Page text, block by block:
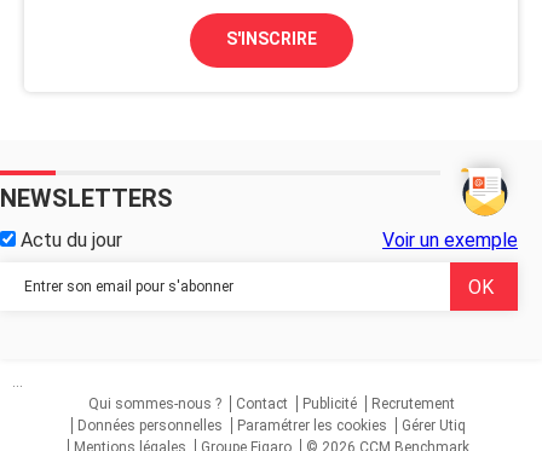
S'INSCRIRE
NEWSLETTERS
Actu du jour Voir un exemple
...
Qui sommes-nous ?
Contact Publicité
Recrutement
Données personnelles
Paramétrer les cookies
Gérer Utiq
Mentions légales
Groupe Figaro © 2026 CCM Benchmark